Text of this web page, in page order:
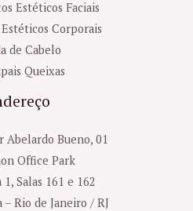
Estéticos Faciais
Corporais
de Cabelo
Queixas
Abelardo Bueno, 01
Office Park
Salas 161 e 162
– Rio de Janeiro / RJ